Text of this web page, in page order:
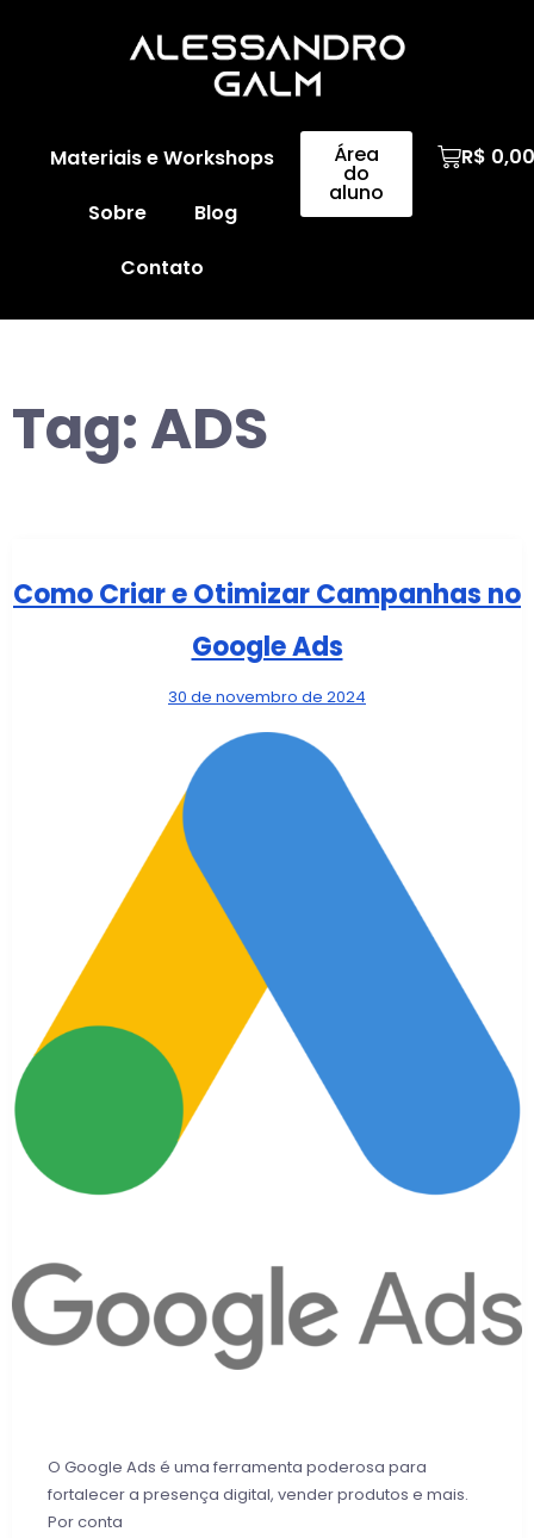
Materiais e Workshops
Sobre
Blog
Contato
Área
do
aluno
R$ 0,00
Tag:ADS
Como Criar e Otimizar Campanhas no
Google Ads
30 de novembro de 2024
O Google Ads é uma ferramenta poderosa para
fortalecer a presença digital, vender produtos e mais.
Por conta